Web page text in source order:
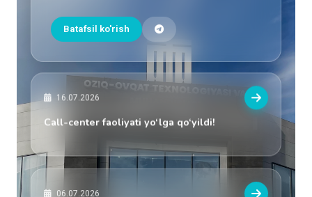
Batafsil ko'rish
16.07.2026
Call-center faoliyati yo‘lga qo‘yildi!